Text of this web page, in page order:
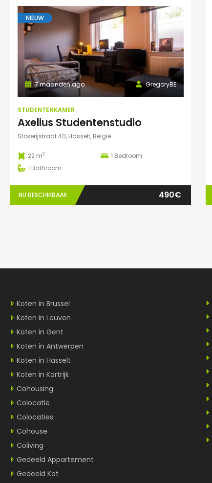
NIEUW
GregoryBE
7 maanden ago
STUDENTENKAMER
Axelius Studentenstudio
Stokerijstraat 40, Hasselt, België
22 m2 1 Bedroom
1 Bathroom
NU BESCHIKBAAR 490€
Koten in Brussel
Koten in Leuven
Koten in Gent
Koten in Antwerpen
Koten in Hasselt
Koten in Kortrijk
Cohousing
Colocatie
Colocaties
Cohouse
Coliving
Gedeeld Appartement
Gedeeld Kot